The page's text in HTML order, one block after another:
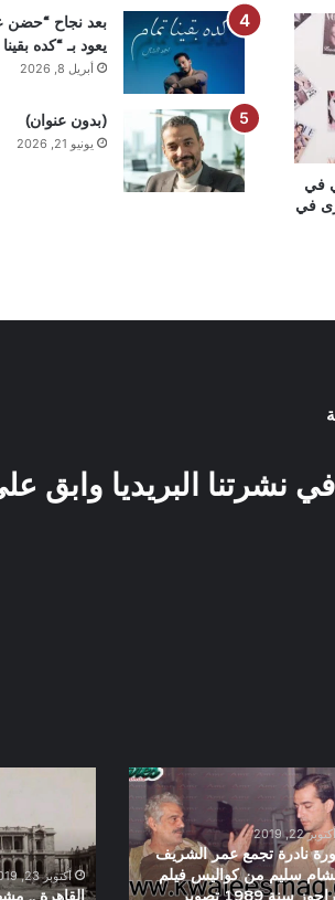
في
في
بعد نجاح “حضن
يعود بـ “كده
أبريل 8, 2026
(بدون عنوان)
يونيو 21, 2026
نشرتنا البريديا وابق
أكتوبر 22, 2019
نادرة تجمع عمر الشريف
سليم من كواليس فيلم
الاراجوز سنة 1989 تصوير
نادر
أثناء
بناء
أكتوبر 23, 2019
القاهرة ..